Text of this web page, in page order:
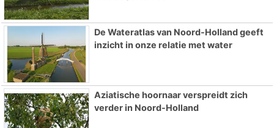
De Wateratlas van Noord-Holland geeft
inzicht in onze relatie met water
Aziatische hoornaar verspreidt zich
verder in Noord-Holland